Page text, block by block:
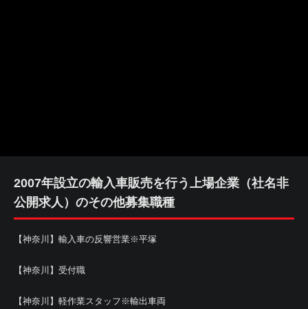
2007年設立の輸入車販売を行う上場企業（社名非
公開求人）のその他募集職種
【神奈川】輸入車の反響営業※平塚
【神奈川】受付職
【神奈川】軽作業スタッフ※輸出車両